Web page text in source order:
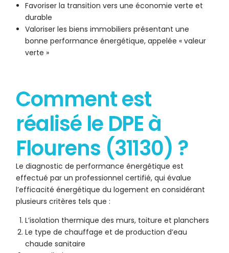
Favoriser la transition vers une économie verte et
durable
Valoriser les biens immobiliers présentant une
bonne performance énergétique, appelée « valeur
verte »
Comment est
réalisé le DPE à
Flourens (31130) ?
Le diagnostic de performance énergétique est
effectué par un professionnel certifié, qui évalue
l’efficacité énergétique du logement en considérant
plusieurs critères tels que :
L’isolation thermique des murs, toiture et planchers
Le type de chauffage et de production d’eau
chaude sanitaire